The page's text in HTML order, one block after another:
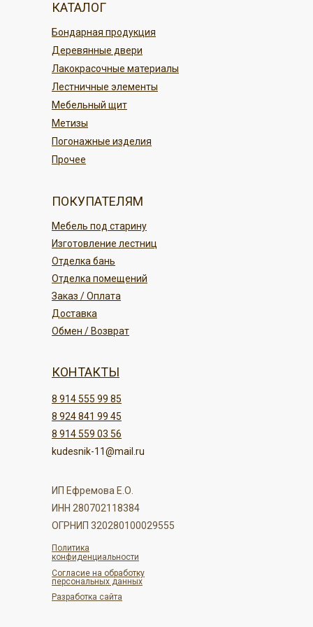
переводом
Безналичным платежом
ПОДРОБНЕЕ
Отделка бань
Изготовление лестниц
Мебель под старину
ПОКУПАТЕЛЯМ
Прочее
Метизы
Деревянные двери
Лакокрасочные материалы
Погонажные изделия
Мебельный щит
Лестничные элементы
Бондарная продукция
КАТАЛОГ
Политика
конфиденциальности
kudesnik-11@mail.ru
8 914 559 03 56
8 914 555 99 85
8 924 841 99 45
КОНТАКТЫ
Обмен / Возврат
Отделка помещений
Заказ / Оплата
Доставка
Разработка сайта
ОГРНИП 320280100029555
ИНН 280702118384
ИП Ефремова Е.О.
Согласие на обработку
персональных данных